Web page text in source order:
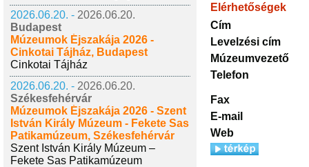
2026.06.20. - 2026.06.20.
Budapest
Múzeumok Éjszakája 2026 -
Cinkotai Tájház, Budapest
Cinkotai Tájház
2026.06.20. - 2026.06.20.
Székesfehérvár
Múzeumok Éjszakája 2026 - Szent
István Király Múzeum - Fekete Sas
Patikamúzeum, Székesfehérvár
Szent István Király Múzeum –
Fekete Sas Patikamúzeum
Elérhetőségek
Cím
Levelzési cím
Múzeumvezető
Telefon
Fax
E-mail
Web